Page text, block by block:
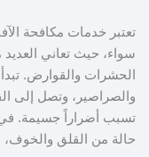
تعتبر خدمات مكافحة
سواء، حيث تعاني
الحشرات والقوارض.
والصراصير، وتصل إلى
تسبب أضراراً جسيمة.
حالة من القلق والخوف،